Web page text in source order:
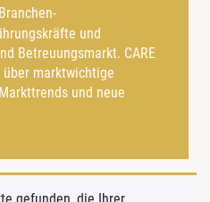
und
Betreuungsmarkt. CARE
über marktwichtige
und neue